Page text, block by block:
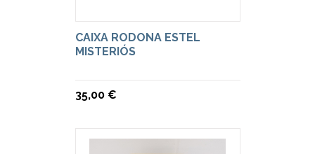
CAIXA RODONA ESTEL
MISTERIÓS
35,00 €